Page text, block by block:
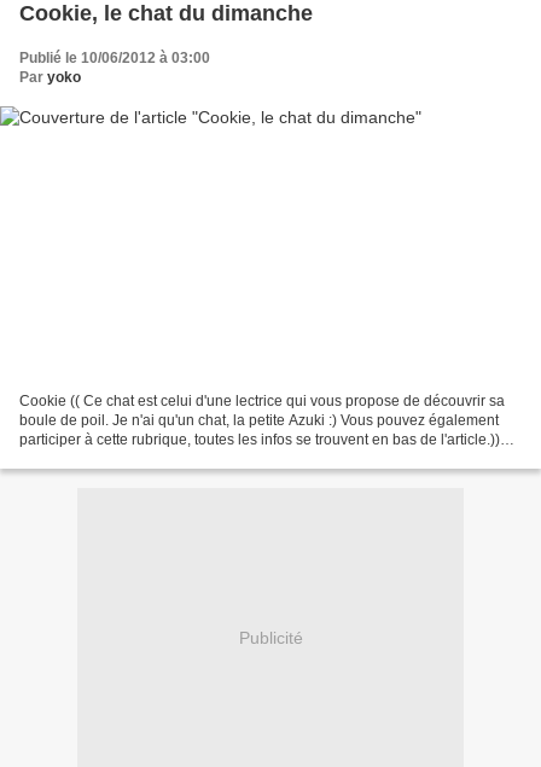
Cookie, le chat du dimanche
Publié le 10/06/2012 à 03:00
Par yoko
Cookie (( Ce chat est celui d'une lectrice qui vous propose de découvrir sa
boule de poil. Je n'ai qu'un chat, la petite Azuki :) Vous pouvez également
participer à cette rubrique, toutes les infos se trouvent en bas de l'article.))
Publicité